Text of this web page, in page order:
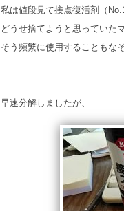
私は値段見て接点復活剤（
どうせ捨てようと思っていた
そう頻繁に使用することもな
早速分解しましたが、